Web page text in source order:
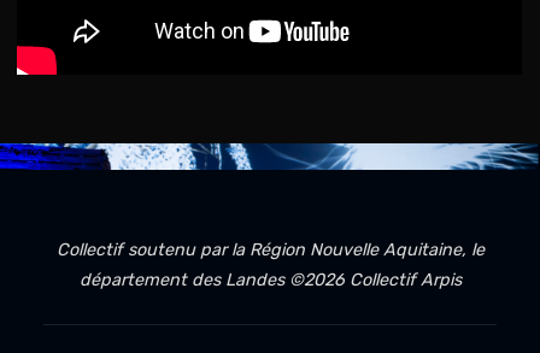
Collectif soutenu par la Région Nouvelle Aquitaine, le
département des Landes ©2026 Collectif Arpis